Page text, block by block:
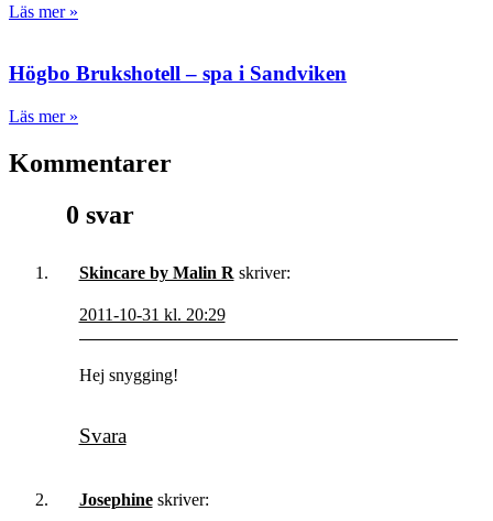
Läs mer »
Högbo Brukshotell – spa i Sandviken
Läs mer »
Kommentarer
0 svar
Skincare by Malin R skriver:
2011-10-31 kl. 20:29
Hej snygging!
Svara
Josephine skriver: